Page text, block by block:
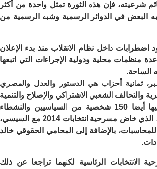
شرعيته، فإن هذه الثورة تمثل واحدة من أكثر
البعض في الدوائر الرسمية وشبه الرسمية من
داخل نظام الانقلاب منذ بدء الإعلان
منظمات محلية ودولية الإجراءات التي اتبعها
الساحة.
ثمانية أحزاب هي الدستور والعدل والمصري
والتحالف الشعبي الاشتراكي والإصلاح والتنمية
والعيش والحرية (تحت التأسيس). ويشارك فيها أيضا 150 شخصية من السياسيين والنشطاء
والشخصيات العامة من أبرزهم حمدين صباحي، الذي خاض مسرحية انتخابات 2014 مع السيسي،
بالإضافة إلى المحامي الحقوقي خالد
الانتخابات الرئاسية لكنهما تراجعا عن ذلك